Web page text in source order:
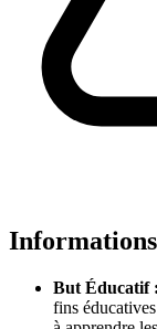
But Éducatif :
fins